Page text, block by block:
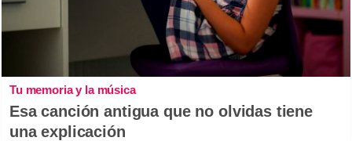
Tu memoria y la música
Esa canción antigua que no olvidas tiene
una explicación